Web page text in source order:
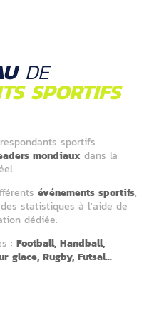
DE
SPORTIFS
sportifs
mondiaux dans la
événements sportifs,
statistiques à l'aide de
dédiée.
: Football, Handball,
glace, Rugby, Futsal...